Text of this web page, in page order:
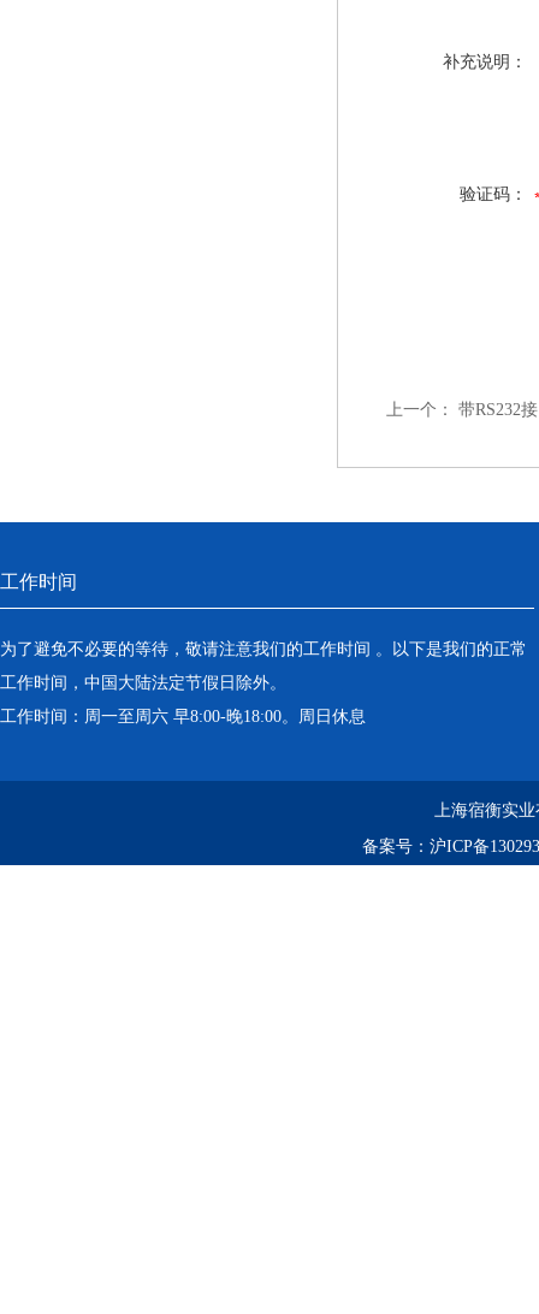
补充说明：
验证码：
上一个： 带RS232
工作时间
为了避免不必要的等待，敬请注意我们的工作时间 。以下是我们的正常
工作时间，中国大陆法定节假日除外。
工作时间：周一至周六 早8:00-晚18:00。周日休息
上海宿衡实
备案号： 沪ICP备